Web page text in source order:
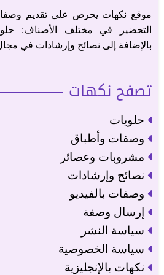
موقع نكهات يحرص على تقديم
التحضير في مختلف الأصناف:
بالإضافة إلى نصائح وإرشادات في
تصفح نكهات
حلويات
وصفات وأطباق
مشروبات وعصائر
نصائح وإرشادات
وصفات بالفيديو
إرسال وصفة
سياسة النشر
سياسة الخصوصية
نكهات بالإنجليزية